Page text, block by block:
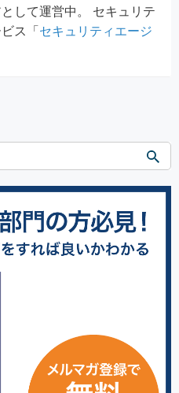
して運営中。 セキュリテ
ス「 セキュリティエージ